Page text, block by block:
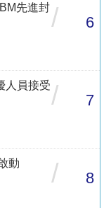
先進封/ 6
人員接受/ 7
動
/ 8